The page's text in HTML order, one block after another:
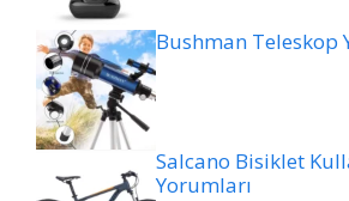
Bushman Teleskop
Salcano Bisiklet
Yorumları